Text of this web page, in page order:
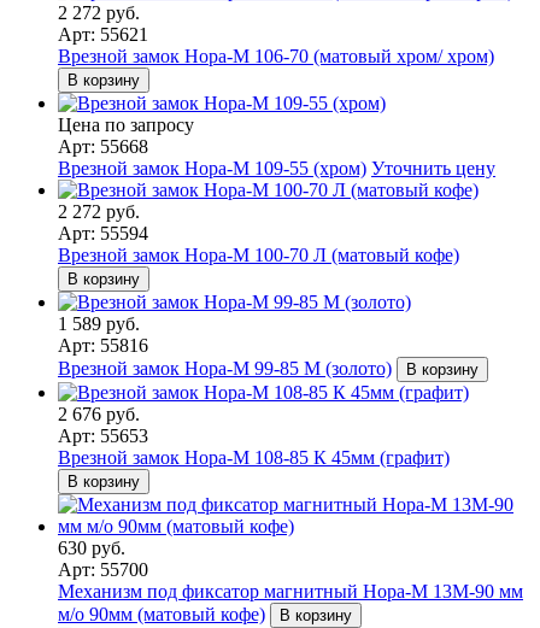
2 272 руб.
Арт: 55621
Врезной замок Нора-М 106-70 (матовый хром/ хром)
В корзину
Цена по запросу
Арт: 55668
Врезной замок Нора-М 109-55 (хром) Уточнить цену
2 272 руб.
Арт: 55594
Врезной замок Нора-М 100-70 Л (матовый кофе)
В корзину
1 589 руб.
Арт: 55816
Врезной замок Нора-М 99-85 M (золото)
В корзину
2 676 руб.
Арт: 55653
Врезной замок Нора-М 108-85 К 45мм (графит)
В корзину
630 руб.
Арт: 55700
Механизм под фиксатор магнитный Нора-М 13М-90 мм
м/о 90мм (матовый кофе)
В корзину